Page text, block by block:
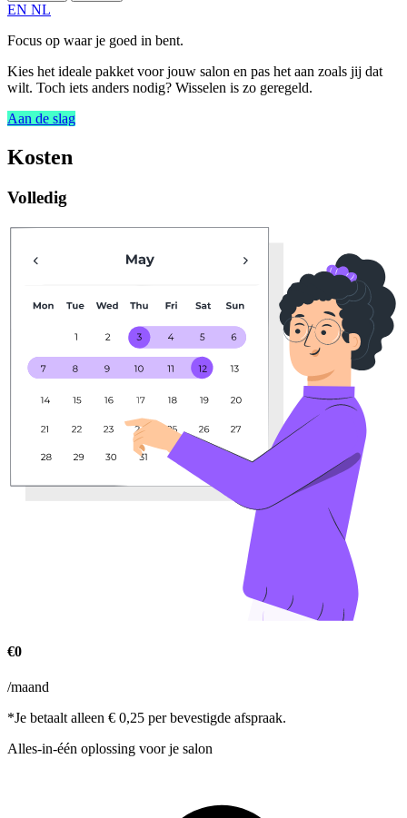
EN NL
Focus op waar je goed in bent.
Kies het ideale pakket voor jouw salon en pas het aan zoals jij dat
wilt. Toch iets anders nodig? Wisselen is zo geregeld.
Aan de slag
Kosten
Volledig
€0
/maand
*Je betaalt alleen € 0,25 per bevestigde afspraak.
Alles-in-één oplossing voor je salon